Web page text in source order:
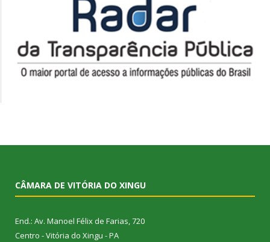
CÂMARA DE VITÓRIA DO XINGU
End.: Av. Manoel Félix de Farias, 720
Centro - Vitória do Xingu - PA